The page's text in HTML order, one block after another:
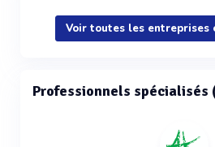
Voir toutes les entreprises
Professionnels spécialisés